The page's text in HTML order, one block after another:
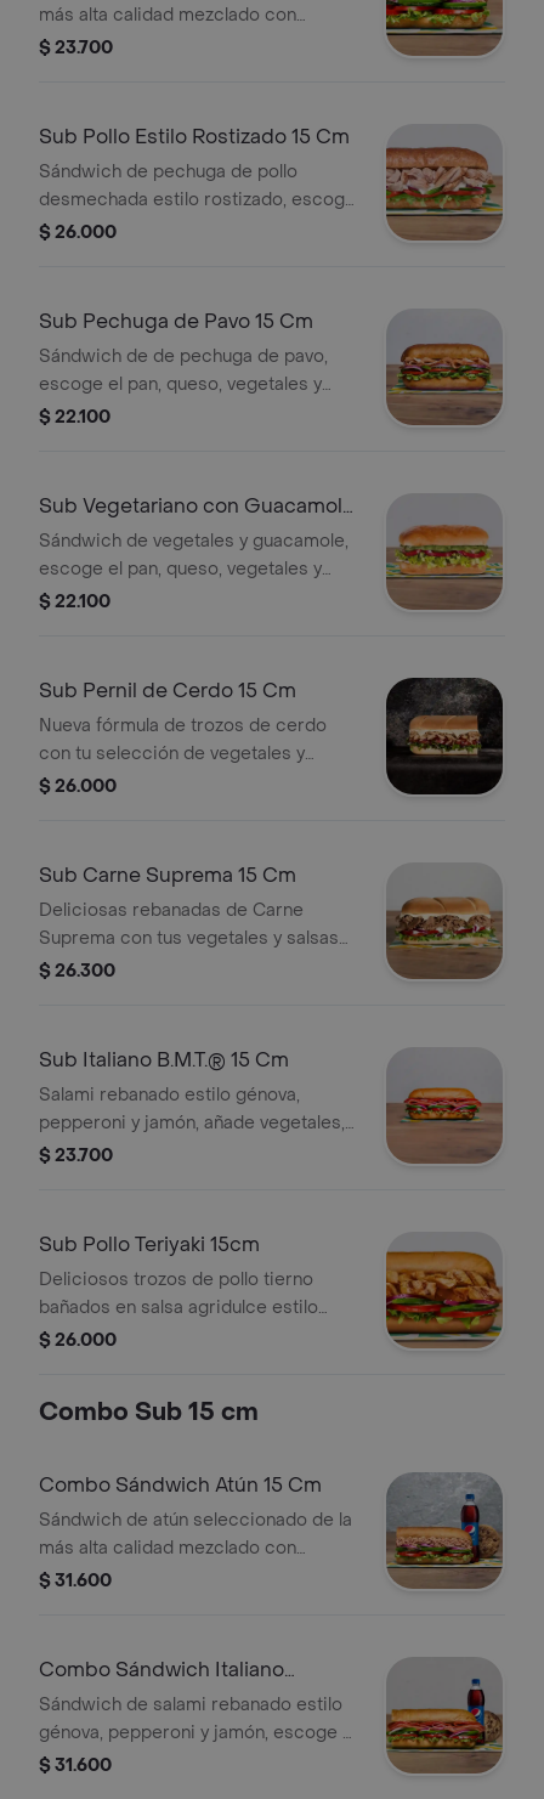
más alta calidad mezclado con
mayonesa, escoge el pan, queso,
$ 23.700
Sub Pollo Estilo Rostizado 15 Cm
Sándwich de pechuga de pollo
desmechada estilo rostizado, escoge
el pan, queso, vegetales y salsas que
$ 26.000
Sub Pechuga de Pavo 15 Cm
Sándwich de de pechuga de pavo,
escoge el pan, queso, vegetales y
salsas que prefieras.
$ 22.100
Sub Vegetariano con Guacamole
15 Cm
Sándwich de vegetales y guacamole,
escoge el pan, queso, vegetales y
salsas que prefieras.
$ 22.100
Sub Pernil de Cerdo 15 Cm
Nueva fórmula de trozos de cerdo
con tu selección de vegetales y
salsas
$ 26.000
Sub Carne Suprema 15 Cm
Deliciosas rebanadas de Carne
Suprema con tus vegetales y salsas
favoritas.
$ 26.300
Sub Italiano B.M.T.® 15 Cm
Salami rebanado estilo génova,
pepperoni y jamón, añade vegetales,
tu queso favorito y salsas.
$ 23.700
Sub Pollo Teriyaki 15cm
Deliciosos trozos de pollo tierno
bañados en salsa agridulce estilo
teriyaki. Pídelo con tus vegetales
$ 26.000
Combo Sub 15 cm
Combo Sándwich Atún 15 Cm
Sándwich de atún seleccionado de la
más alta calidad mezclado con
mayonesa, escoge el pan, queso,
$ 31.600
Combo Sándwich Italiano
B.M.T.™ 15 Cm
Sándwich de salami rebanado estilo
génova, pepperoni y jamón, escoge el
pan, queso, vegetales y salsas que
$ 31.600